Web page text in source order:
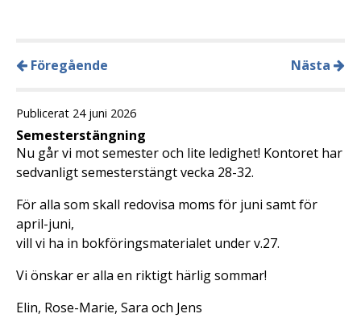
Föregående Nästa
Publicerat 24 juni 2026
Semesterstängning
Nu går vi mot semester och lite ledighet! Kontoret har
sedvanligt semesterstängt vecka 28-32.
För alla som skall redovisa moms för juni samt för
april-juni,
vill vi ha in bokföringsmaterialet under v.27.
Vi önskar er alla en riktigt härlig sommar!
Elin, Rose-Marie, Sara och Jens